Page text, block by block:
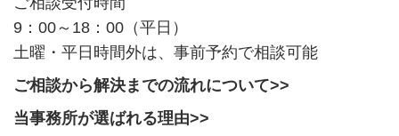
9：00～18：00（平日）
土曜・平日時間外は、 事前予約で相談可能
ご相談から解決までの流れについて>>
当事務所が選ばれる理由>>